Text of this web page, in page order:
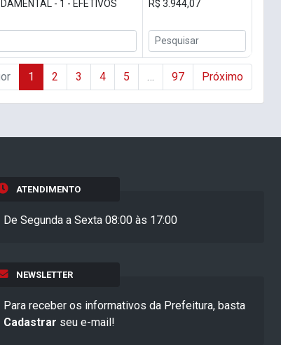
- 1 - EFETIVOS R$ 3.944,07
1 2 3 4 5 … 97 Próximo
ATENDIMENTO
De Segunda a Sexta 08:00 às 17:00
NEWSLETTER
Para receber os informativos da Prefeitura, basta
Cadastrar seu e-mail!